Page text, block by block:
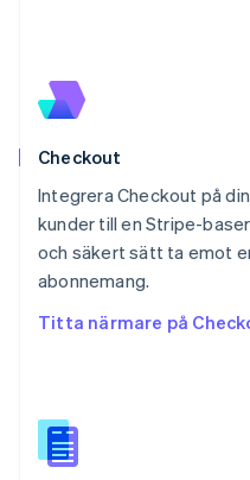
Checkout
Integrera Checkout på
kunder till en Stripe-
och säkert sätt ta emot
abonnemang.
Titta närmare på
English
Portugal
Rumänien
Schweiz
DeutschFrançaisItaliano
Singapore
English简体中文
English
Español
Storbritannien